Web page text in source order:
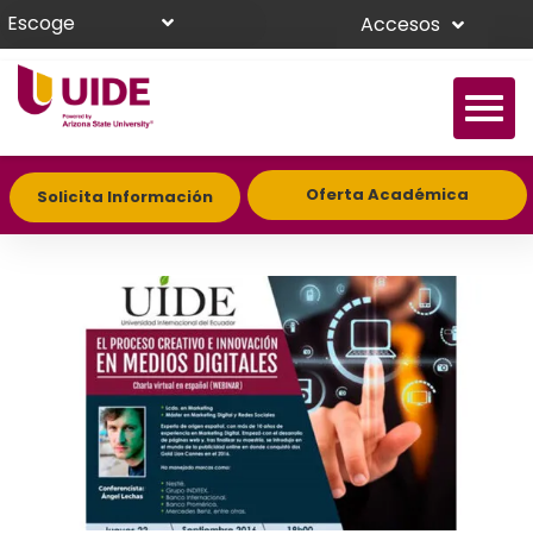
Escoge Accesos
Solicita Información Oferta Académica